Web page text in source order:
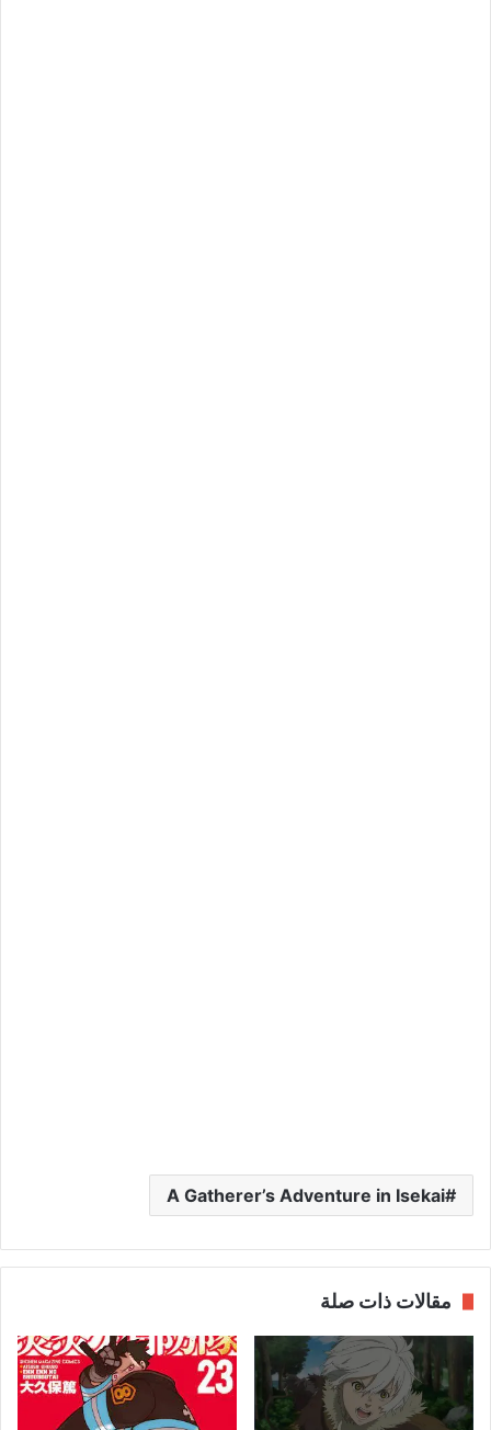
A Gatherer’s Adventure in Isekai
مقالات ذات صلة